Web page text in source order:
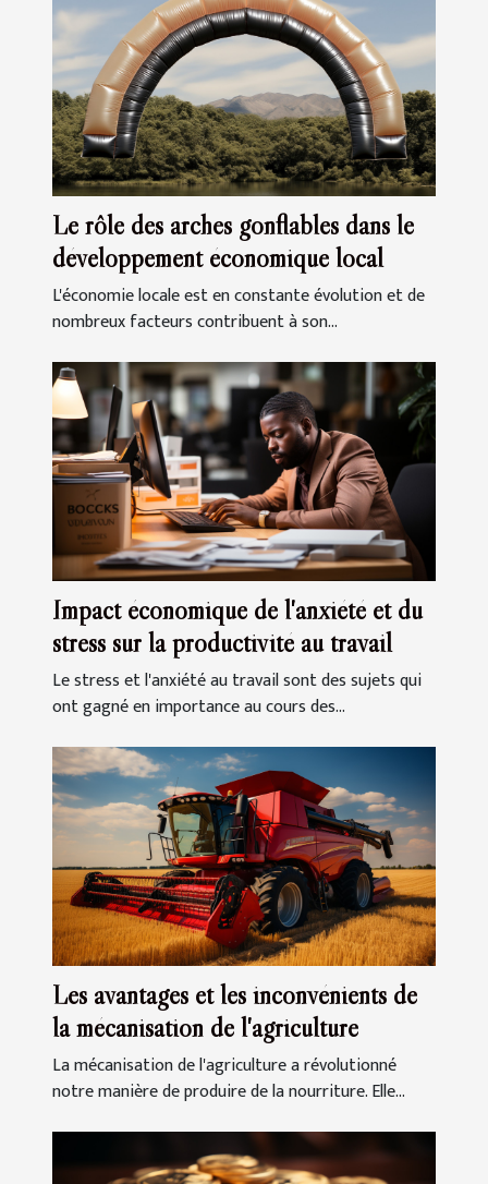
Le rôle des arches gonflables dans le
développement économique local
L'économie locale est en constante évolution et de
nombreux facteurs contribuent à son...
Impact économique de l'anxiété et du
stress sur la productivité au travail
Le stress et l'anxiété au travail sont des sujets qui
ont gagné en importance au cours des...
Les avantages et les inconvénients de
la mécanisation de l'agriculture
La mécanisation de l'agriculture a révolutionné
notre manière de produire de la nourriture. Elle...